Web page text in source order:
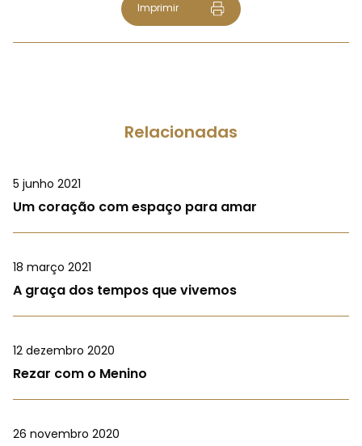
Imprimir
Relacionadas
5 junho 2021
Um coração com espaço para amar
18 março 2021
A graça dos tempos que vivemos
12 dezembro 2020
Rezar com o Menino
26 novembro 2020